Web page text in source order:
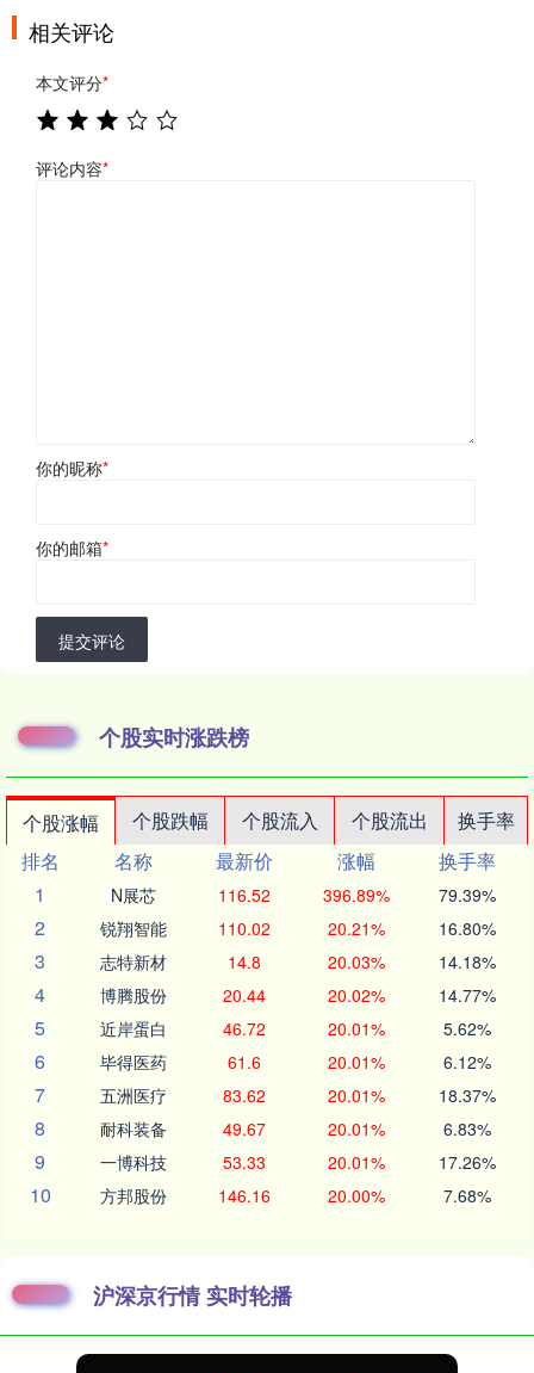
相关评论
本文评分*
评论内容*
你的昵称*
你的邮箱*
提交评论
个股实时涨跌榜
个股涨幅 个股跌幅 个股流入 个股流出
换手率
排名
名称 最新价 涨幅
换手率
1
N展芯 116.52 396.89% 79.39%
2 锐翔智能 110.02 20.21% 16.80%
3 志特新材 14.8 20.03% 14.18%
4 博腾股份 20.44 20.02% 14.77%
5 近岸蛋白 46.72 20.01% 5.62%
6 毕得医药 61.6 20.01% 6.12%
7 五洲医疗 83.62 20.01% 18.37%
8 耐科装备 49.67 20.01% 6.83%
9 一博科技 53.33 20.01% 17.26%
10 方邦股份 146.16 20.00% 7.68%
沪深京行情 实时轮播